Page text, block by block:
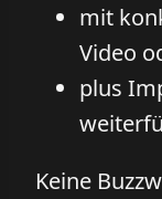
mit
Video
plus
Keine